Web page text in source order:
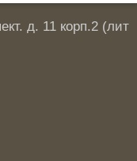
д. 11 корп.2 (лит